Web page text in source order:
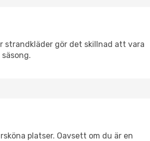
strandkläder gör det skillnad att vara
platser. Oavsett om du är en